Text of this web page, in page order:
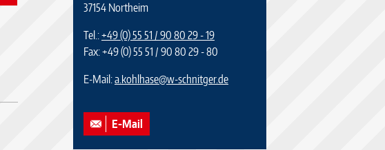
37154 Northeim
Tel.:+49 (0) 55 51 / 90 80 29 - 19
Fax: +49 (0) 55 51 / 90 80 29 - 80
E-Mail:a.kohlhase@w-schnitger.de
E-Mail